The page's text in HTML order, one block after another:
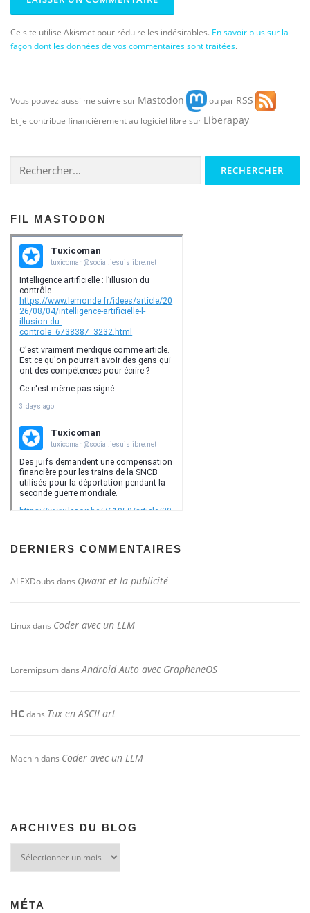
Ce site utilise Akismet pour réduire les indésirables. En savoir plus sur la
façon dont les données de vos commentaires sont traitées.
Vous pouvez aussi me suivre sur Mastodon ou par RSS
Et je contribue financièrement au logiciel libre sur Liberapay
FIL MASTODON
DERNIERS COMMENTAIRES
ALEXDoubs dans Qwant et la publicité
Linuxdans Coder avec un LLM
LoremipsumdansAndroid Auto avec GrapheneOS
HC dans Tux en ASCII art
Machindans Coder avec un LLM
ARCHIVES DU BLOG
MÉTA